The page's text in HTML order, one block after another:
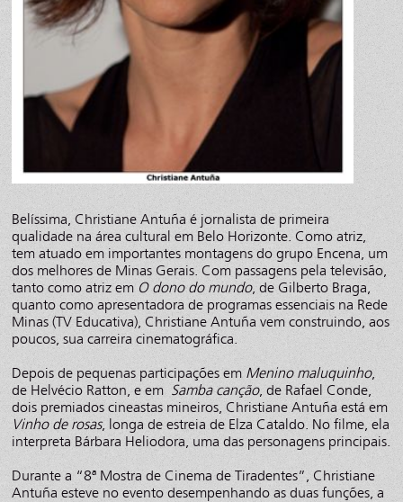
Belíssima, Christiane Antuña é jornalista de primeira
qualidade na área cultural em Belo Horizonte. Como atriz,
tem atuado em importantes montagens do grupo Encena, um
dos melhores de Minas Gerais. Com passagens pela televisão,
tanto como atriz em O dono do mundo, de Gilberto Braga,
quanto como apresentadora de programas essenciais na Rede
Minas (TV Educativa), Christiane Antuña vem construindo, aos
poucos, sua carreira cinematográfica.
Depois de pequenas participações em Menino maluquinho,
de Helvécio Ratton, e em Samba canção, de Rafael Conde,
dois premiados cineastas mineiros, Christiane Antuña está em
Vinho de rosas, longa de estreia de Elza Cataldo. No filme, ela
interpreta Bárbara Heliodora, uma das personagens principais.
Durante a “8ª Mostra de Cinema de Tiradentes”, Christiane
Antuña esteve no evento desempenhando as duas funções, a